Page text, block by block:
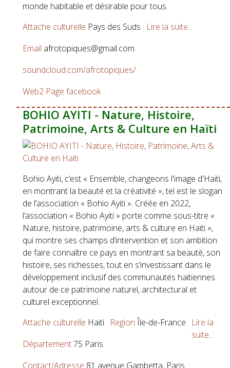
monde habitable et désirable pour tous.
Attache culturelle Pays des Suds
Email afrotopiques@gmail.com
soundcloud.com/afrotopiques/
Web2 Page facebook
Lire la suite...
BOHIO AYITI - Nature, Histoire,
Patrimoine, Arts & Culture en Haïti
Bohio Ayiti, c’est « Ensemble, changeons l'image d'Haïti,
en montrant la beauté et la créativité », tel est le slogan
de l’association « Bohio Ayiti ». Créée en 2022,
l’association « Bohio Ayiti » porte comme sous-titre «
Nature, histoire, patrimoine, arts & culture en Haïti »,
qui montre ses champs d’intervention et son ambition
de faire connaître ce pays en montrant sa beauté, son
histoire, ses richesses, tout en s’investissant dans le
développement inclusif des communautés haïtiennes
autour de ce patrimoine naturel, architectural et
culturel exceptionnel.
Attache culturelle Haïti Region Île-de-France
Département75 Paris
Contact/Adresse 81 avenue Gambetta, Paris
Lire la
suite...